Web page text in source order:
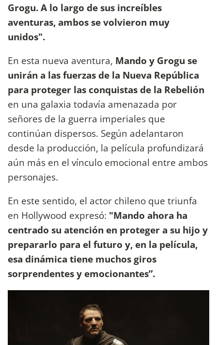
Grogu. A lo largo de sus increíbles
aventuras, ambos se volvieron muy
unidos".
En esta nueva aventura, Mando y Grogu se
unirán a las fuerzas de la Nueva República
para proteger las conquistas de la Rebelión
en una galaxia todavía amenazada por
señores de la guerra imperiales que
continúan dispersos. Según adelantaron
desde la producción, la película profundizará
aún más en el vínculo emocional entre ambos
personajes.
En este sentido, el actor chileno que triunfa
en Hollywood expresó: "Mando ahora ha
centrado su atención en proteger a su hijo y
prepararlo para el futuro y, en la película,
esa dinámica tiene muchos giros
sorprendentes y emocionantes”.